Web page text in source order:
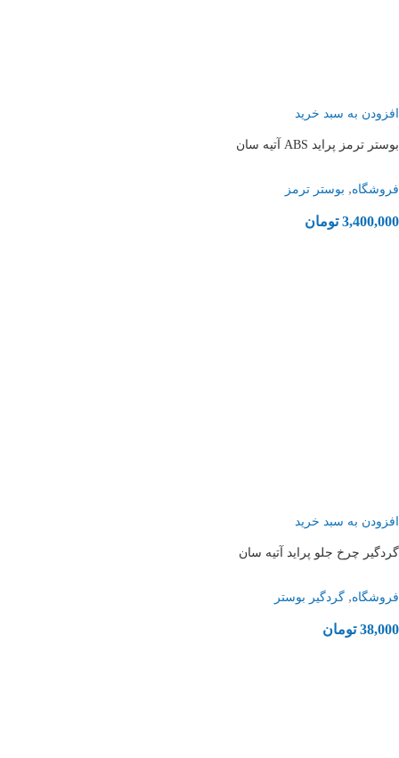
افزودن به سبد خرید
بوستر ترمز پراید ABS آتیه سان
فروشگاه, بوستر ترمز
3,400,000 تومان
افزودن به سبد خرید
گردگیر چرخ جلو پراید آتیه سان
فروشگاه, گردگیر بوستر
38,000 تومان